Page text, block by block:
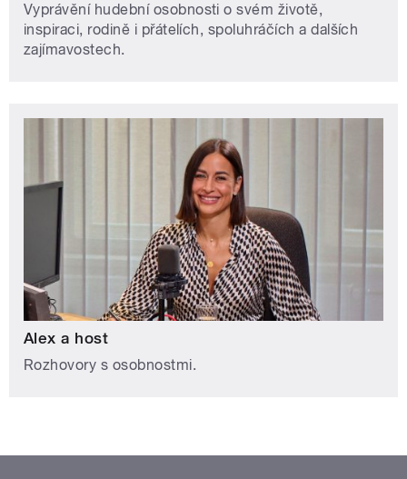
Vyprávění hudební osobnosti o svém životě,
inspiraci, rodině i přátelích, spoluhráčích a dalších
zajímavostech.
Alex a host
Rozhovory s osobnostmi.